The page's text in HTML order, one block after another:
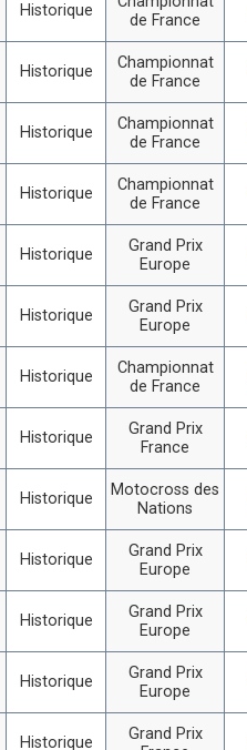
Historique
de France
Historique
Championnat
de France
Historique
Championnat
de France
Historique
Championnat
de France
Historique
Grand Prix
Europe
Historique
Grand Prix
Europe
Historique
Championnat
de France
Historique
Grand Prix
France
Historique
Motocross des
Nations
Historique
Grand Prix
Europe
Historique
Grand Prix
Europe
Historique
Grand Prix
Europe
Historique
Grand Prix